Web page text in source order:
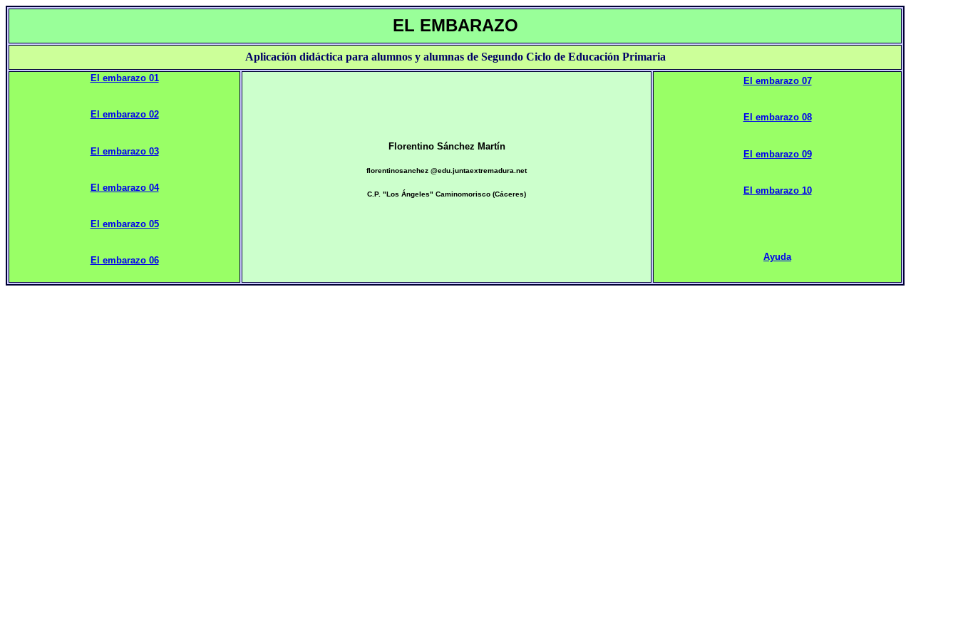
EL EMBARAZO
Aplicación didáctica para alumnos y alumnas de Segundo Ciclo de Educación Primaria
El embarazo 01
El embarazo 02
El embarazo 03
El embarazo 04
El embarazo 05
El embarazo 06
Florentino Sánchez Martín
florentinosanchez @edu.juntaextremadura.net
C.P. "Los Ángeles" Caminomorisco (Cáceres)
El embarazo 07
El embarazo 08
El embarazo 09
El embarazo 10
Ayuda